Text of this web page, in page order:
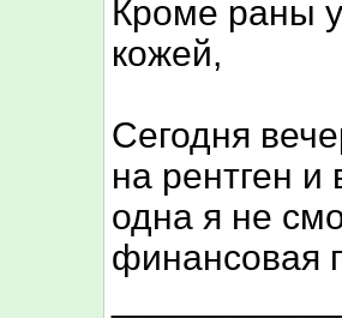
Кроме раны
кожей,
Сегодня
на рентген
одна я не
финансовая